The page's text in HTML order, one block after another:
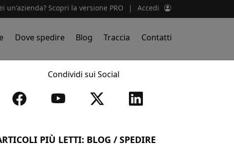
un'azienda? Scopri la versione PRO | Accedi
Dove spedire Blog Traccia Contatti
Condividi sui Social
PIÙ LETTI: BLOG / SPEDIRE